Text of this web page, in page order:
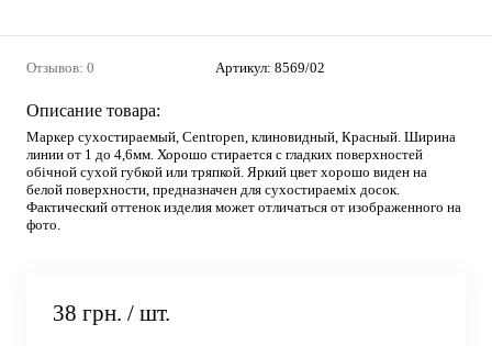
Отзывов: 0 Артикул: 8569/02
Описание товара:
Маркер сухостираемый, Centropen, клиновидный, Красный. Ширина
линии от 1 до 4,6мм. Хорошо стирается с гладких поверхностей
обічной сухой губкой или тряпкой. Яркий цвет хорошо виден на
белой поверхности, предназначен для сухостираеміх досок.
Фактический оттенок изделия может отличаться от изображенного на
фото.
38 грн. / шт.